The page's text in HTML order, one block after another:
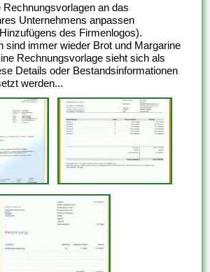
an das
Unternehmens anpassen
des Firmenlogos).
sind immer wieder Brot und Margarine
Rechnungsvorlage sieht sich als
Details oder Bestandsinformationen
werden...